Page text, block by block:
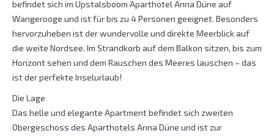
befindet sich im Upstalsboom Aparthotel Anna Düne auf
Wangerooge und ist für bis zu 4 Personen geeignet. Besonders
hervorzuheben ist der wundervolle und direkte Meerblick auf
die weite Nordsee. Im Strandkorb auf dem Balkon sitzen, bis zum
Horizont sehen und dem Rauschen des Meeres lauschen – das
ist der perfekte Inselurlaub!
Die Lage
Das helle und elegante Apartment befindet sich zweiten
Obergeschoss des Aparthotels Anna Düne und ist zur